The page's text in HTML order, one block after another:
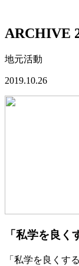
ARCHIVE
地元活動
2019.10.26
「私学を良
「私学を良くす